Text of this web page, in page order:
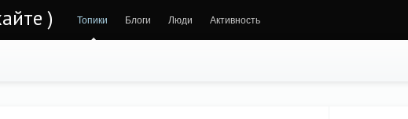
) Топики Блоги Люди Активность